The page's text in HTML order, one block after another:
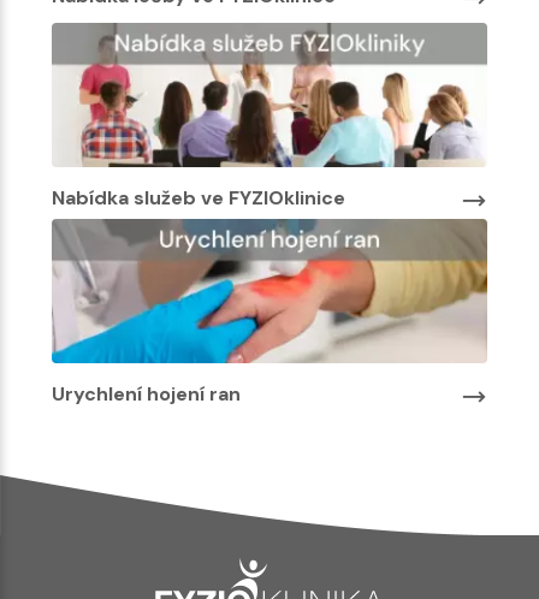
Nabídka služeb ve FYZIOklinice
Urychlení hojení ran